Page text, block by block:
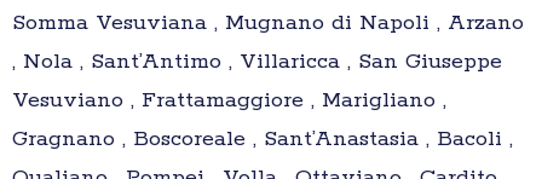
Somma Vesuviana , Mugnano di Napoli , Arzano
, Nola , Sant’Antimo , Villaricca , San Giuseppe
Vesuviano , Frattamaggiore , Marigliano ,
Gragnano , Boscoreale , Sant’Anastasia , Bacoli ,